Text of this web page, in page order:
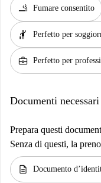
smoking_rooms Fumare consentito
hail Perfetto per
business_center Perfetto per
Documenti
Prepara questi
Senza di questi, la
description Documento